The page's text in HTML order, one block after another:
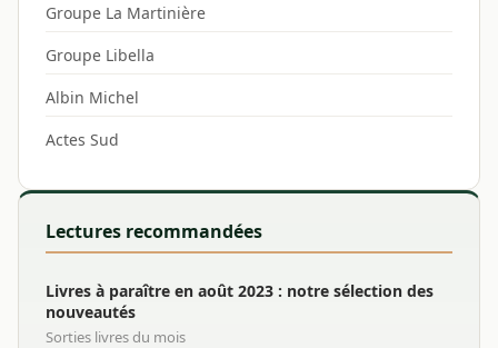
Groupe La Martinière
Groupe Libella
Albin Michel
Actes Sud
Lectures recommandées
Livres à paraître en août 2023 : notre sélection des
nouveautés
Sorties livres du mois